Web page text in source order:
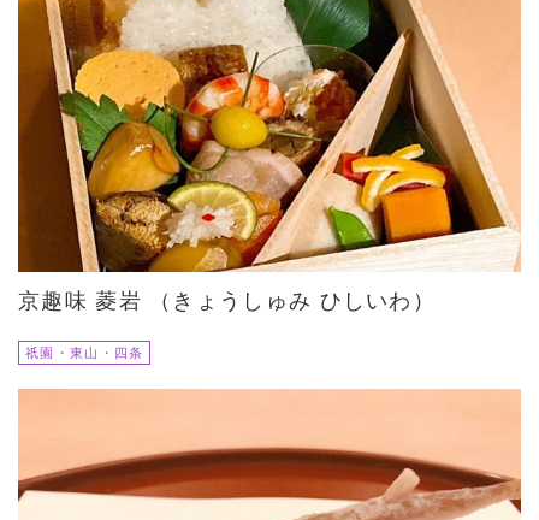
京趣味 菱岩 （きょうしゅみ ひしいわ）
祇園・東山・四条